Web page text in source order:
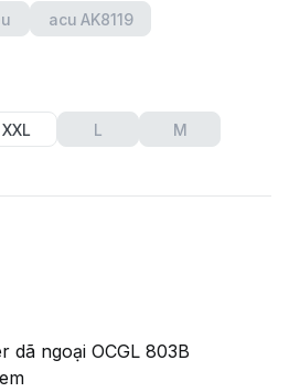
acu AK8119
XXL L
M
ngoại OCGL 803B